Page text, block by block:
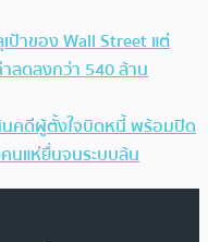
ป้าของ Wall Street แต่
ลดลงกว่า 540 ล้าน
นคดีผู้ตั้งใจบิดหนี้ พร้อมปิด
นแห่ยื่นจนระบบล้น